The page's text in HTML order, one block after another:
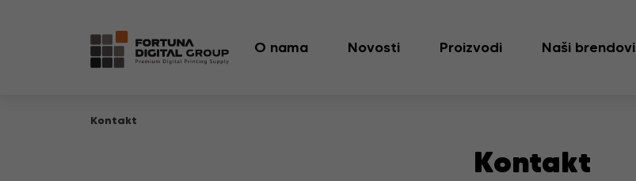
O nama Novosti Proizvodi Naši brendovi
Kontakt
Kontakt